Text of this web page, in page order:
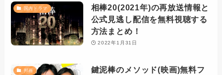
国内ドラマ
相棒20(2021年)の再放送情報と
公式見逃し配信を無料視聴する
方法まとめ！
2022年1月31日
邦画
鍵泥棒のメソッド(映画)無料フ